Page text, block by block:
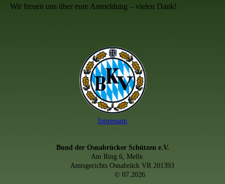
Wir freuen uns über eure Anmeldung – vielen Dank!
Inpressum
Bund der Osnabrücker Schützen e.V.
Am Ring 6, Melle.
Amtsgerichts Osnabrück VR 201393
© 07.2026